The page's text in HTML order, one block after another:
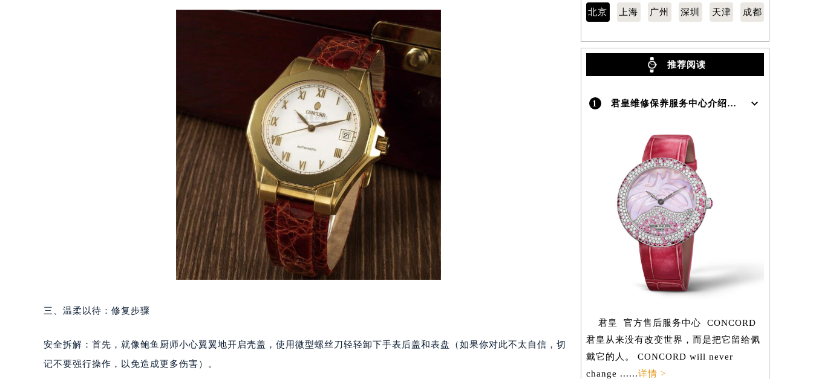
沈阳市沈河区中街路137号亨得利名表服务中心（品牌授权店）1层整层（需提前预约）
沈阳市沈河区中街路83号亨得利名表服务中心（品牌授权店）1层整层（需提前预约）
乌鲁木齐市天山区红山路26号时代广场（CCMALL）C座17层17-B（需提前预约）
温州市鹿城区锦绣路1067号置信广场10层1015室（需提前预约）
哈尔滨市道里区友谊西路600号富力中心T2座写字楼29层03室（需提前预约）
大连市中山区人民路15号国际金融大厦7层G室（需提前预约）
佛山市禅城区季华五路57号万科金融中心C座12层1205室（需提前预约）
东莞市东城街道鸿福东路1号民盈国贸中心T1写字楼9层907室（需提前预约）
无锡市梁溪区人民中路139号恒隆广场写字楼1座11层1104室（需提前预约）
南通市崇川区工农路57号圆融广场写字楼16层1603室（需提前预约）
苏州市苏州工业园区星港街199号苏州中心办公楼C座22层08室（需提前预约）
武汉市江汉区解放大道686号世界贸易大厦38层09室（需提前预约）
南宁市青秀区金湖路59号地王大厦12楼1224室（需提前预约）
合肥市蜀山区潜山路111号万象城华润大厦B座12楼03室（需提前预约）
泉州市丰泽区宝洲路729号浦西万达中心写字楼A座7楼709室（需提前预约）
青岛市南区山东路6号华润大厦B座22层04室（需提前预约）
烟台市芝罘区胜利路139号万达金融中心A座907室（需提前预约）
贵阳市南明区都司高架桥路33号亨特国际金融中心14楼14D（需提前预约）
石家庄市长安区中山东路39号勒泰中心写字楼B座13层07室（需提前预约）
西安市碑林区南关正街88号华侨城长安国际中心E座6楼10室（需提前预约）
三、温柔以待：修复步骤
安全拆解：首先，就像鲍鱼厨师小心翼翼地开启壳盖，使用微型螺丝刀轻轻卸下手表后盖和表盘（如果你对此不太自信，切
记不要强行操作，以免造成更多伤害）。
北京 上海 广州 深圳 天津 成都
推荐阅读
1 君皇维修保养服务中心介绍 | Concord
君皇 官方售后服务中心 CONCORD
君皇从来没有改变世界，而是把它留给佩
戴它的人。 CONCORD will never
change ......详情 >